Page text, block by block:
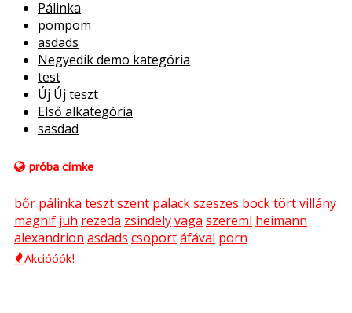
Pálinka
pompom
asdads
Negyedik demo kategória
test
Új Új teszt
Első alkategória
sasdad
próba címke
bőr pálinka tesztszent palack szeszes bocktörtvillány
magnif juh rezeda zsindelyvaga szereml heimann
alexandrion asdads csoportáfával porn
Akcióóók!